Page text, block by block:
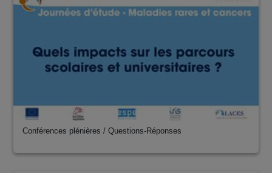
Conférences plénières / Questions-Réponses